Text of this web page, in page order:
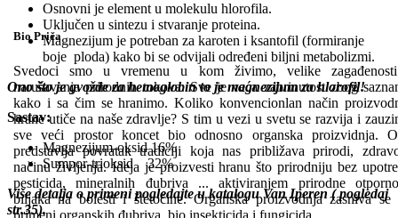
Bio Priča
Svedoci smo u vremenu u kom živimo, velike
narušavanja prirodnih tokova. Sve je veća zabrinutost zbog
kako i sa čim se hranimo. Koliko konvencionlan način
hrane utiče na naše zdravlje? S tim u vezi u svetu se razvija i
sve veći prostor koncet bio odnosno organska proizvidnja.
predstavlja povratak tradiciji koja nas približava prirodi,
načinu življenja. Ideja je proizvesti hranu što prirodniju bez
pesticida, mineralnih đubriva ... aktiviranjem prirodne
biljaka na bolesti i štetočine. Organska proizvodnja zasniva se
primeni organskih đubriva, bio insekticida i fungicida.
Osnovni je element u molekulu hlorofila.
Uključen u sintezu i stvaranje proteina.
Magnezijum je potreban za karoten i ksantofil (formiranje
boje ploda) kako bi se odvijali određeni biljni metabolizmi.
Ono što je gvožđe za hemoglobin to je magnezijum za hlorofil!
Sastav:
Magnezijum-oksid 16%
Sumpor-trioksid 32%
Više detalja o primeni pogledajte u katalogu Van Iperen ( pogledaj
str.35).